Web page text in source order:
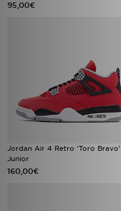
95,00€
Jordan Air 4 Retro 'Toro Bravo'
Junior
160,00€